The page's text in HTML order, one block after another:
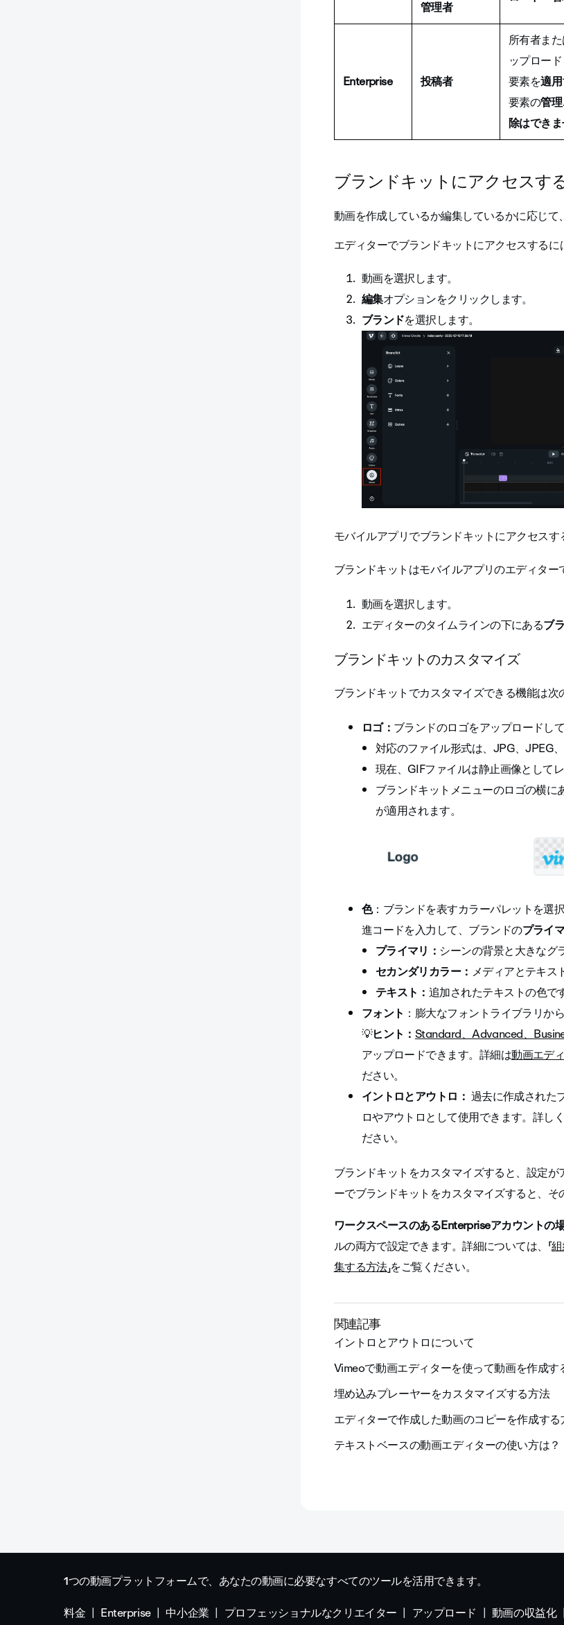
管理者
Enterprise 投稿者
所有者ま
ップロー
要素を適用
要素の管
除はできま
ブランドキットにアクセスす
動画を作成しているか編集しているかに応じ
エディターでブランドキットにアクセスするに
動画を選択します。
編集オプションをクリックします。
ブランドを選択します。
モバイルアプリでブランドキットにアクセスす
ブランドキットはモバイルアプリのエディター
動画を選択します。
エディターのタイムラインの下にあるブ
ブランドキットのカスタマイズ
ブランドキットでカスタマイズできる機能は次
ロゴ： ブランドのロゴをアップロードし
対応のファイル形式は、JPG、JPEG
現在、GIFファイルは静止画像として
ブランドキットメニューのロゴの横
が適用されます。
色：ブランドを表すカラーパレットを選
進コードを入力して、ブランドのプライ
プライマリ： シーンの背景と大きなグ
セカンダリカラー： メディアとテキス
テキスト： 追加されたテキストの色で
フォント ：膨大なフォントライブラリか
💡ヒント： Standard、Advanced、
アップロードできます。詳細は動画エデ
ださい。
イントロとアウトロ： 過去に作成された
ロやアウトロとして使用できます。詳し
ださい。
ブランドキットをカスタマイズすると、設定
ーでブランドキットをカスタマイズすると、
ワークスペースのあるEnterpriseアカウントの
ルの両方で設定できます。詳細については、「
集する方法」をご覧ください。
関連記事
イントロとアウトロについて
Vimeoで動画エディターを使って動画を作成す
埋め込みプレーヤーをカスタマイズする方法
エディターで作成した動画のコピーを作成す
テキストベースの動画エディターの使い方は？
1つの動画プラットフォームで、あなたの動画に必要なすべてのツールを活用できます。
料金
Enterprise 中小企業 プロフェッショナルなクリエイター アップロード 動画の収益化